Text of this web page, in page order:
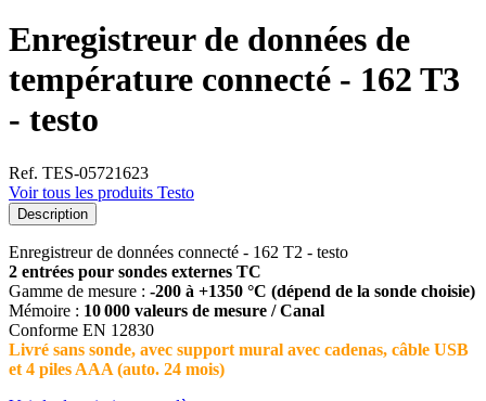
Enregistreur de données de
température connecté - 162 T3
- testo
Ref. TES-05721623
Voir tous les produits Testo
Description
Enregistreur de données connecté - 162 T2 - testo
2 entrées pour sondes externes TC
Gamme de mesure : -200 à +1350 °C (dépend de la sonde choisie)
Mémoire : 10 000 valeurs de mesure / Canal
Conforme EN 12830
Livré sans sonde, avec support mural avec cadenas, câble USB
et 4 piles AAA (auto. 24 mois)